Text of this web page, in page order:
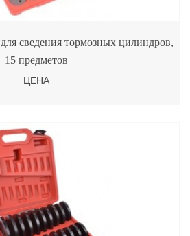
сведения тормозных цилиндров,
15 предметов
ЦЕНА